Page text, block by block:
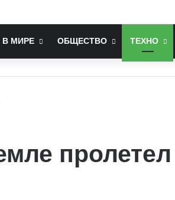
у НАТО: що він мав на увазі
В МИРЕ ОБЩЕСТВО ТЕХНО
пролетел